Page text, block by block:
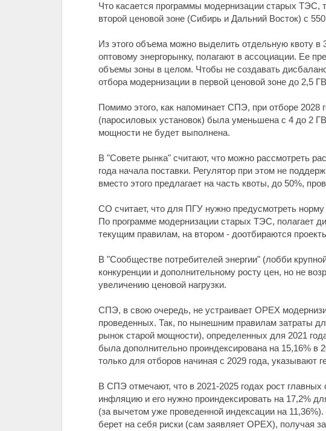
Что касается программы модернизации старых ТЭС,
второй ценовой зоне (Сибирь и Дальний Восток) с
Из этого объема можно выделить отдельную квоту
оптовому энергорынку, полагают в ассоциации. Ее
объемы зоны в целом. Чтобы не создавать
отбора модернизации в первой ценовой зоне до 2,5
Помимо этого, как напоминает СПЭ, при отборе 2028
(паросиловых установок) была уменьшена с 4 до 2
мощности не будет выполнена.
В "Совете рынка" считают, что можно рассмотреть
года начала поставки. Регулятор при этом не
вместо этого предлагает на часть квоты, до 50%,
СО считает, что для ПГУ нужно предусмотреть
По программе модернизации старых ТЭС, полагает
текущим правилам, на втором - доотбираются
В "Сообществе потребителей энергии" (лобби
конкуренции и дополнительному росту цен, но не
увеличению ценовой нагрузки.
СПЭ, в свою очередь, не устраивает OPEX
проведенных. Так, по нынешним правилам затраты
рынок старой мощности), определенных для 2021
была дополнительно проиндексирована на 15,16%
только для отборов начиная с 2029 года, указывают
В СПЭ отмечают, что в 2021-2025 годах рост
инфляцию и его нужно проиндексировать на 17,2%
(за вычетом уже проведенной индексации на
берет на себя риски (сам заявляет OPEX), получая